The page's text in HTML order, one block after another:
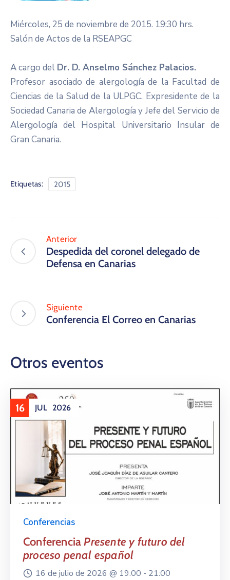
Miércoles, 25 de noviembre de 2015. 19:30 hrs.
Salón de Actos de la RSEAPGC
A cargo del Dr. D. Anselmo Sánchez Palacios.
Profesor asociado de alergología de la Facultad de
Ciencias de la Salud de la ULPGC. Expresidente de la
Sociedad Canaria de Alergología y Jefe del Servicio de
Alergología del Hospital Universitario Insular de
Gran Canaria.
Etiquetas: 2015
Anterior
Despedida del coronel delegado de
Defensa en Canarias
Siguiente
Conferencia El Correo en Canarias
Otros eventos
16 JUL 2026
Conferencias
ConferenciaPresente y futuro del
proceso penal español
16 de julio de 2026 @ 19:00 - 21:00